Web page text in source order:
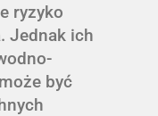
ryzyko
Jednak ich
być